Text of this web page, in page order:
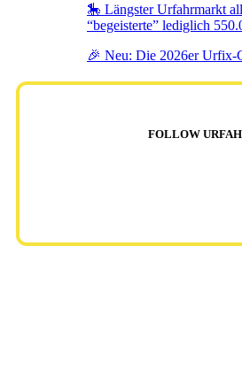
🎠 Längster Urfahrmarkt
“begeisterte” lediglich
🎉 Neu: Die 2026er Urfix-
FOLLOW